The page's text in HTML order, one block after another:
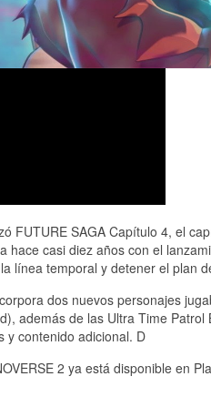
FUTURE SAGA Capítulo 4, el
hace casi diez años con el
línea temporal y detener el plan
dos nuevos personajes
además de las Ultra Time
y contenido adicional. D
2 ya está disponible en